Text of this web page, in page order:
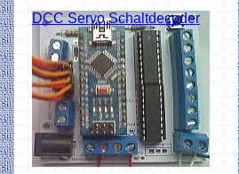
DCC Servo Schaltdecoder